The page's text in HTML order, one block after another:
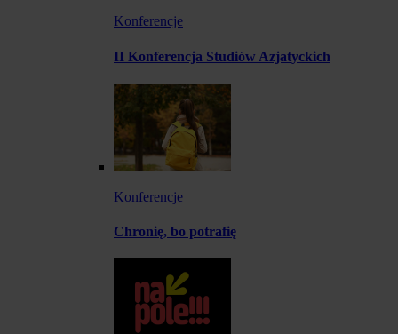
Konferencje
II Konferencja Studiów Azjatyckich
Konferencje
Chronię, bo potrafię